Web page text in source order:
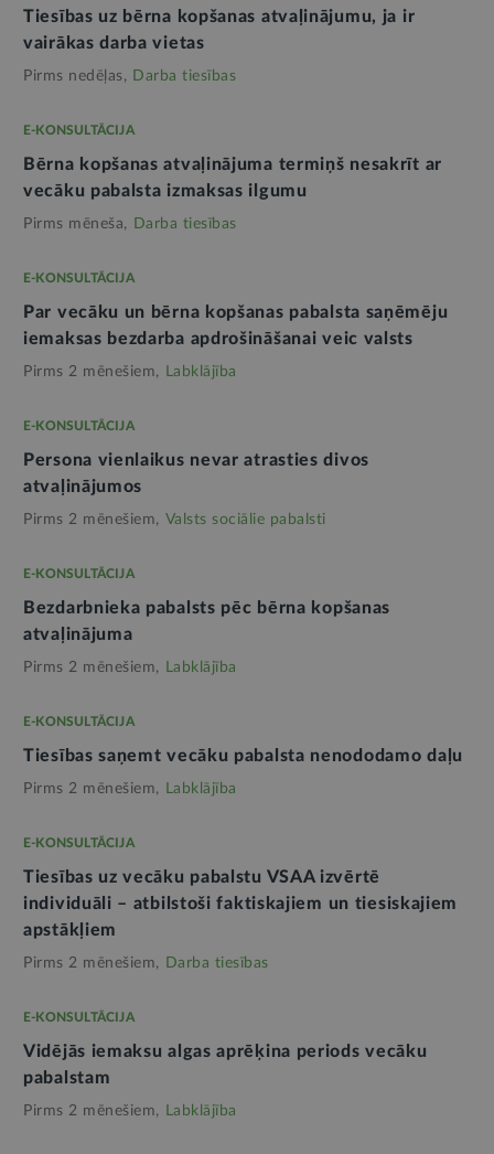
Tiesības uz bērna kopšanas atvaļinājumu, ja ir
vairākas darba vietas
Pirms nedēļas, Darba tiesības
E-KONSULTĀCIJA
Bērna kopšanas atvaļinājuma termiņš nesakrīt ar
vecāku pabalsta izmaksas ilgumu
Pirms mēneša, Darba tiesības
E-KONSULTĀCIJA
Par vecāku un bērna kopšanas pabalsta saņēmēju
iemaksas bezdarba apdrošināšanai veic valsts
Pirms 2 mēnešiem, Labklājība
E-KONSULTĀCIJA
Persona vienlaikus nevar atrasties divos
atvaļinājumos
Pirms 2 mēnešiem, Valsts sociālie pabalsti
E-KONSULTĀCIJA
Bezdarbnieka pabalsts pēc bērna kopšanas
atvaļinājuma
Pirms 2 mēnešiem, Labklājība
E-KONSULTĀCIJA
Tiesības saņemt vecāku pabalsta nenododamo daļu
Pirms 2 mēnešiem, Labklājība
E-KONSULTĀCIJA
Tiesības uz vecāku pabalstu VSAA izvērtē
individuāli – atbilstoši faktiskajiem un tiesiskajiem
apstākļiem
Pirms 2 mēnešiem, Darba tiesības
E-KONSULTĀCIJA
Vidējās iemaksu algas aprēķina periods vecāku
pabalstam
Pirms 2 mēnešiem, Labklājība